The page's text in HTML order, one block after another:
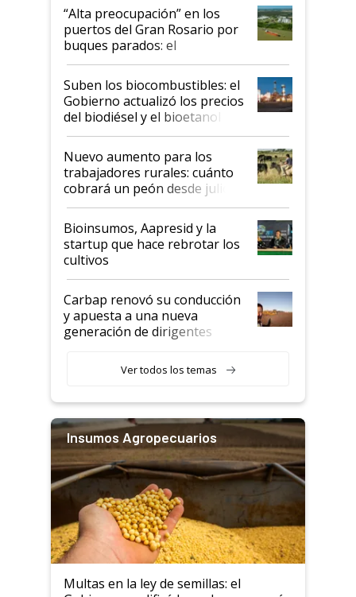
“Alta preocupación” en los
puertos del Gran Rosario por
buques parados: el
funcionamiento de las
exportadoras en tensión tras
la medida de fuerza de los
prácticos
Suben los biocombustibles: el
Gobierno actualizó los precios
del biodiésel y el bioetanol
Nuevo aumento para los
trabajadores rurales: cuánto
cobrará un peón desde julio
Bioinsumos, Aapresid y la
startup que hace rebrotar los
cultivos
Carbap renovó su conducción
y apuesta a una nueva
generación de dirigentes
Ver todos los temas
Insumos Agropecuarios
Multas en la ley de semillas: el